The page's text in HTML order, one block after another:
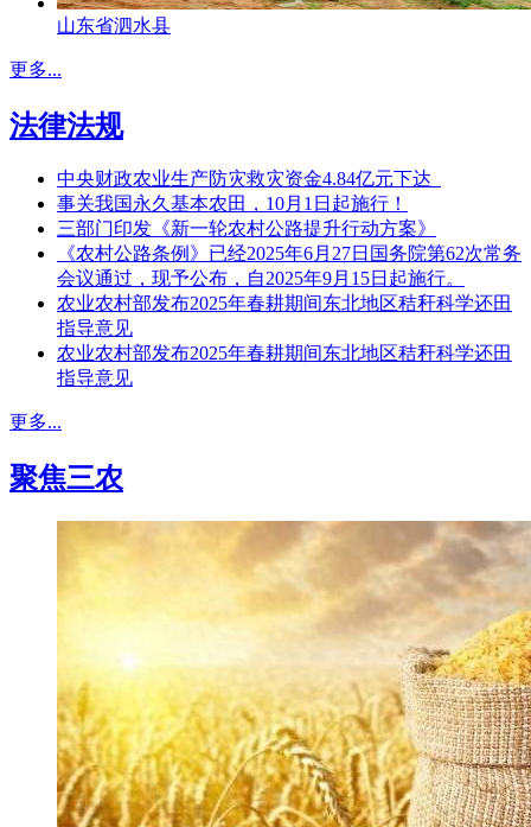
山东省泗水县
更多...
法律法规
中央财政农业生产防灾救灾资金4.84亿元下达
事关我国永久基本农田，10月1日起施行！
三部门印发《新一轮农村公路提升行动方案》
《农村公路条例》已经2025年6月27日国务院第62次常务
会议通过，现予公布，自2025年9月15日起施行。
农业农村部发布2025年春耕期间东北地区秸秆科学还田
指导意见
农业农村部发布2025年春耕期间东北地区秸秆科学还田
指导意见
更多...
聚焦三农